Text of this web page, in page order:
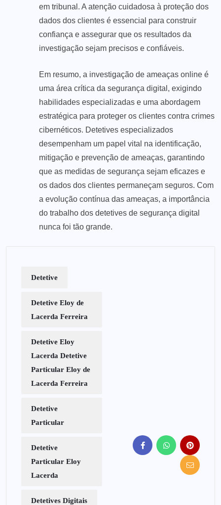
em tribunal. A atenção cuidadosa à proteção dos
dados dos clientes é essencial para construir
confiança e assegurar que os resultados da
investigação sejam precisos e confiáveis.
Em resumo, a investigação de ameaças online é
uma área crítica da segurança digital, exigindo
habilidades especializadas e uma abordagem
estratégica para proteger os clientes contra crimes
cibernéticos. Detetives especializados
desempenham um papel vital na identificação,
mitigação e prevenção de ameaças, garantindo
que as medidas de segurança sejam eficazes e
os dados dos clientes permaneçam seguros. Com
a evolução contínua das ameaças, a importância
do trabalho dos detetives de segurança digital
nunca foi tão grande.
Detetive
Detetive Eloy de
Lacerda Ferreira
Detetive Eloy
Lacerda Detetive
Particular Eloy de
Lacerda Ferreira
Detetive
Particular
Detetive
Particular Eloy
Lacerda
Detetives Digitais